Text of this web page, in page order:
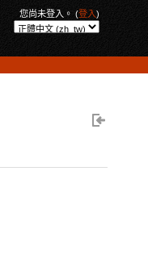
您尚未登入。 (登入)